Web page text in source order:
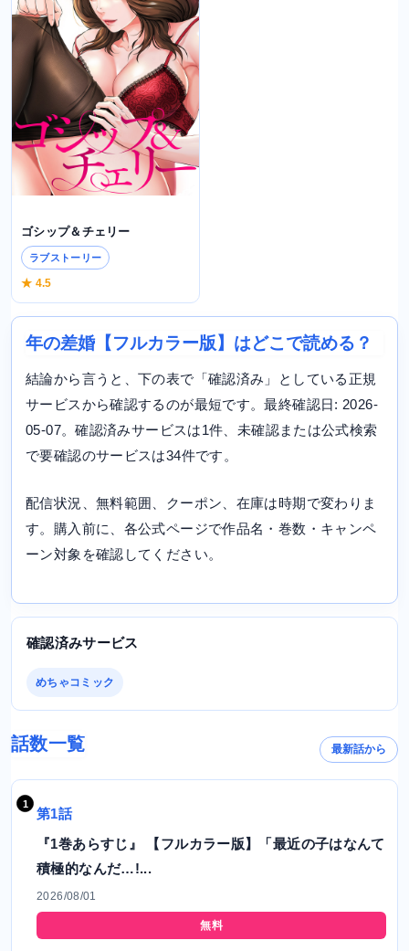
ゴシップ＆チェリー
ラブストーリー
★ 4.5
年の差婚【フルカラー版】はどこで読める？
結論から言うと、下の表で「確認済み」としている正規
サービスから確認するのが最短です。最終確認日: 2026-
05-07。確認済みサービスは1件、未確認または公式検索
で要確認のサービスは34件です。
配信状況、無料範囲、クーポン、在庫は時期で変わりま
す。購入前に、各公式ページで作品名・巻数・キャンペ
ーン対象を確認してください。
確認済みサービス
めちゃコミック
話数一覧 最新話から
第1話
『1巻あらすじ』 【フルカラー版】「最近の子はなんて
積極的なんだ…!...
2026/08/01
無料